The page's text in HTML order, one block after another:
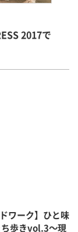
2017で
ワーク】ひと味
ち歩きvol.3～現